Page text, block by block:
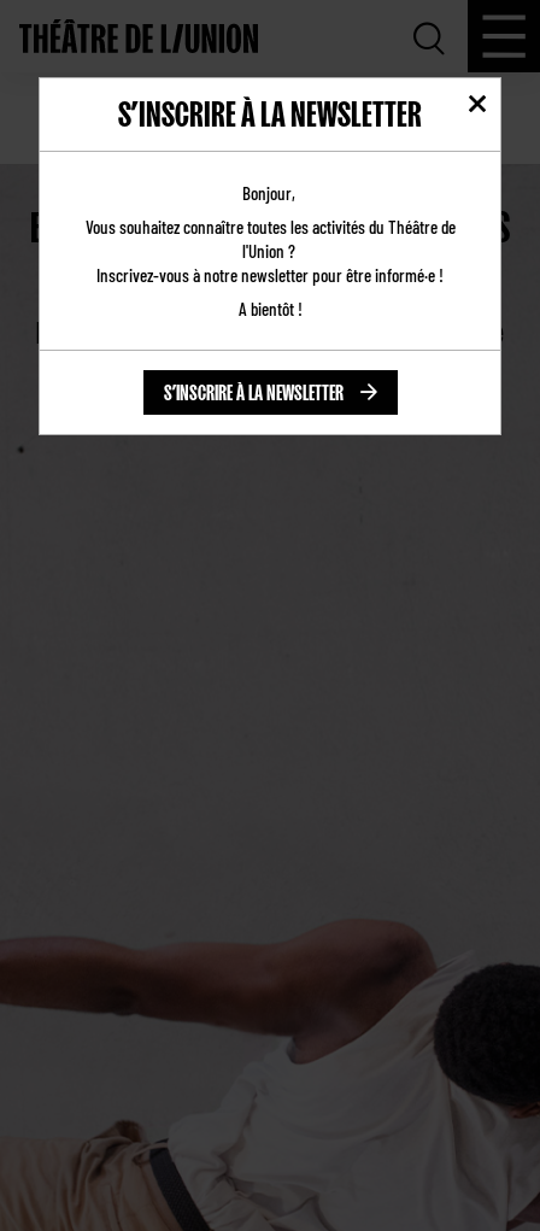
PROBLÈME EN COULISSE (404)
ERREUR 404… CETTE PAGE N’EXISTE PAS
!
En attendant que nos équipes la retrouvent, que
diriez-vous de reprendre votre navigation ?
S’INSCRIRE À LA NEWSLETTER
Bonjour,
Vous souhaitez connaître toutes les activités du Théâtre de
l'Union ?
Inscrivez-vous à notre newsletter pour être informé·e !
A bientôt !
S’INSCRIRE À LA NEWSLETTER